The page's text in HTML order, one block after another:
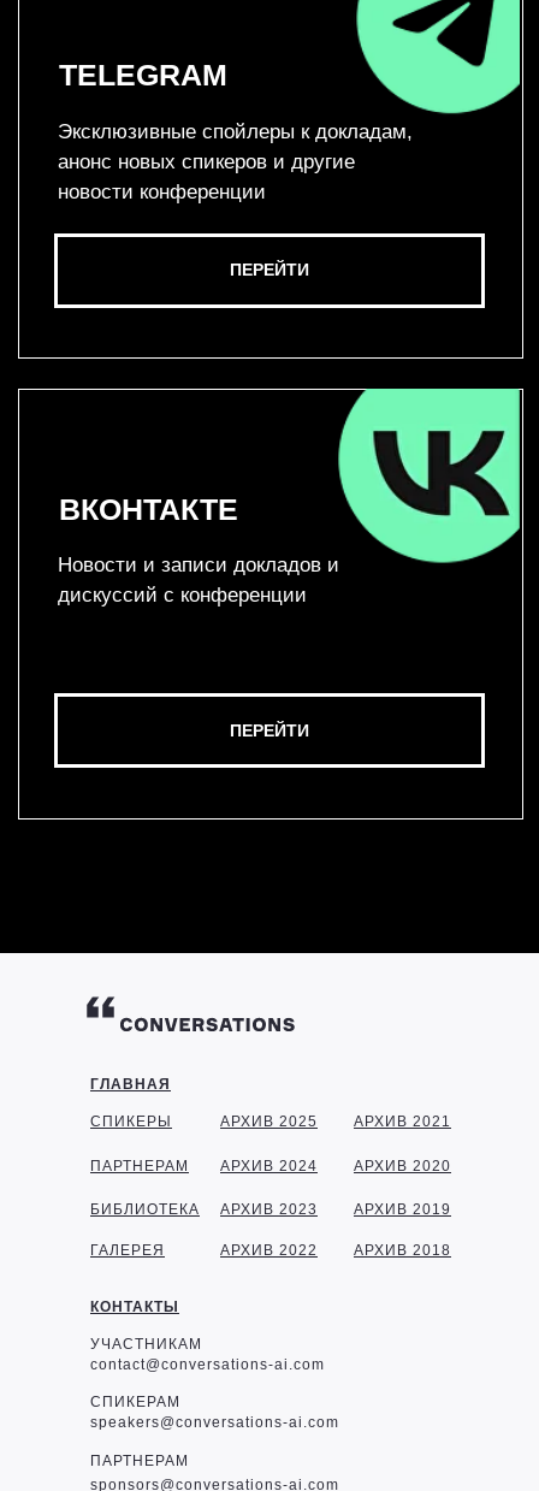
ГЛАВНАЯ
КОНТАКТЫ
СПИКЕРЫ
ПАРТНЕРАМ
БИБЛИОТЕКА
УЧАСТНИКАМ
contact@conversations-ai.com
СПИКЕРАМ
speakers@conversations-ai.com
ПАРТНЕРАМ
sponsors@conversations-ai.com
ГАЛЕРЕЯ
АРХИВ 2025
АРХИВ 2024
АРХИВ 2023
АРХИВ 2022
АРХИВ 2021
АРХИВ 2020
АРХИВ 2019
АРХИВ 2018